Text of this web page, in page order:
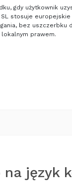
gdy użytkownik
stosuje
bez uszczerbku
lokalnym prawem.
język